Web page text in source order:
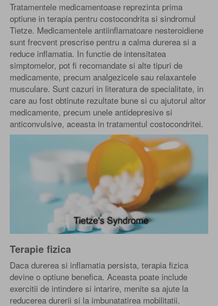
Tratamentele medicamentoase reprezinta prima
optiune in terapia pentru costocondrita si sindromul
Tietze. Medicamentele antiinflamatoare nesteroidiene
sunt frecvent prescrise pentru a calma durerea si a
reduce inflamatia. In functie de intensitatea
simptomelor, pot fi recomandate si alte tipuri de
medicamente, precum analgezicele sau relaxantele
musculare. Sunt cazuri in literatura de specialitate, in
care au fost obtinute rezultate bune si cu ajutorul altor
medicamente, precum unele antidepresive si
anticonvulsive, aceasta in tratamentul costocondritei.
Terapie fizica
Daca durerea si inflamatia persista, terapia fizica
devine o optiune benefica. Aceasta poate include
exercitii de intindere si intarire, menite sa ajute la
reducerea durerii si la imbunatatirea mobilitatii.